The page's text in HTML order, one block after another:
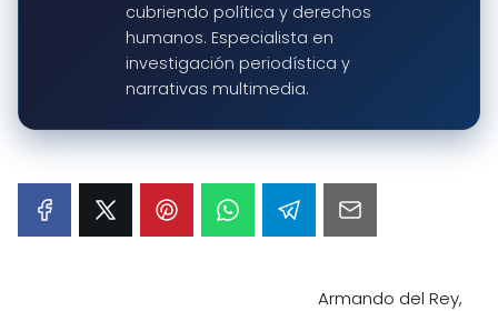
cubriendo política y derechos
humanos. Especialista en
investigación periodística y
narrativas multimedia.
Armando del Rey,